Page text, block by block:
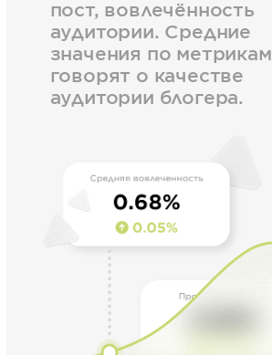
пост, вовлечённость
аудитории. Средние
значения по метрикам
говорят о качестве
аудитории блогера.